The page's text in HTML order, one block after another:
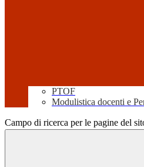
PTOF
Modulistica docenti e
Campo di ricerca per le pagine del